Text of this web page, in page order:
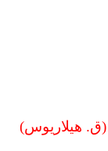
(ق. هيلاريوس)